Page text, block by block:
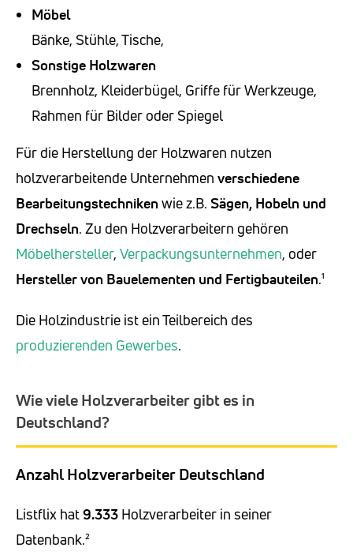
Möbel
Bänke, Stühle, Tische,
Sonstige Holzwaren
Brennholz, Kleiderbügel, Griffe für Werkzeuge,
Rahmen für Bilder oder Spiegel
Für die Herstellung der Holzwaren nutzen
holzverarbeitende Unternehmen verschiedene
Bearbeitungstechniken wie z.B. Sägen, Hobeln und
Drechseln. Zu den Holzverarbeitern gehören
Möbelhersteller, Verpackungsunternehmen, oder
Hersteller von Bauelementen und Fertigbauteilen.¹
Die Holzindustrie ist ein Teilbereich des
produzierenden Gewerbes.
Wie viele Holzverarbeiter gibt es in
Deutschland?
Anzahl Holzverarbeiter Deutschland
Listflix hat9.333 Holzverarbeiter in seiner
Datenbank.²